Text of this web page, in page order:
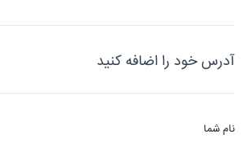
آدرس خود را اضافه کنید
نام شما